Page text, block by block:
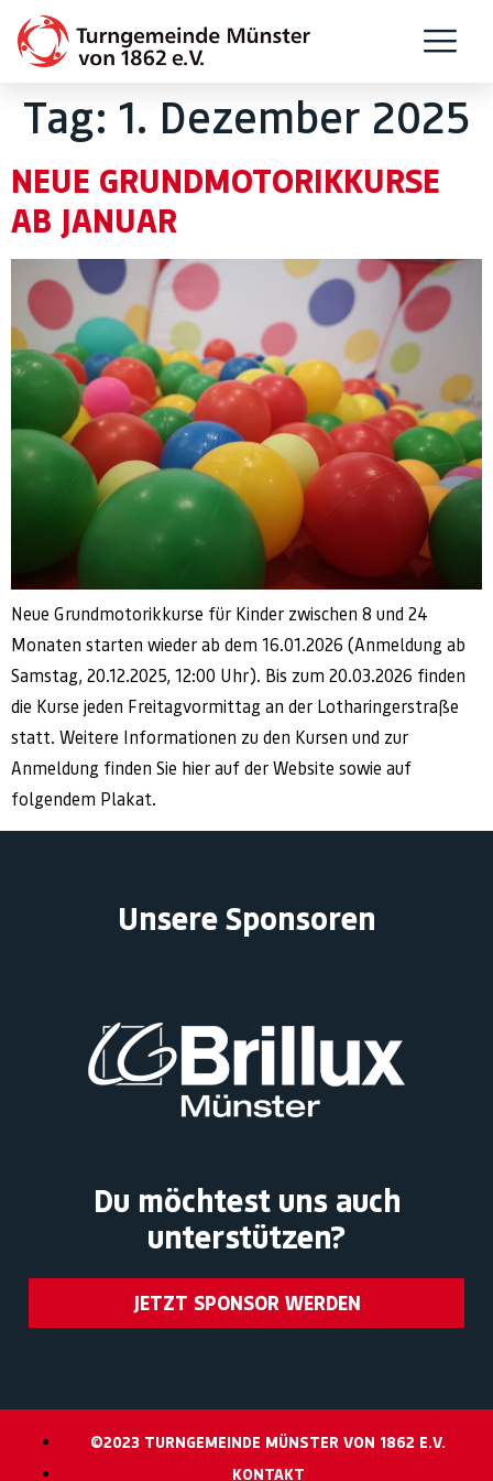
Tag: 1. Dezember 2025
NEUE GRUNDMOTORIKKURSE
AB JANUAR
Neue Grundmotorikkurse für Kinder zwischen 8 und 24
Monaten starten wieder ab dem 16.01.2026 (Anmeldung ab
Samstag, 20.12.2025, 12:00 Uhr). Bis zum 20.03.2026 finden
die Kurse jeden Freitagvormittag an der Lotharingerstraße
statt. Weitere Informationen zu den Kursen und zur
Anmeldung finden Sie hier auf der Website sowie auf
folgendem Plakat.
Unsere Sponsoren
Du möchtest uns auch
unterstützen?
JETZT SPONSOR WERDEN
©2023 TURNGEMEINDE MÜNSTER VON 1862 E.V.
KONTAKT